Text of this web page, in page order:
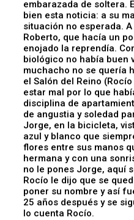
embarazada de soltera.
bien esta noticia: a su
situación no esperada.
Roberto, que hacía un
enojado la reprendía.
biológico no había buen
muchacho no se quería
el Salón del Reino
estar mal por lo que
disciplina de
de angustia y soledad
Jorge, en la bicicleta,
azul y blanco que
flores entre sus manos
hermana y con una
no le pones Jorge, aquí
Rocío le dijo que se
poner su nombre y así
25 años después y se
lo cuenta Rocío.